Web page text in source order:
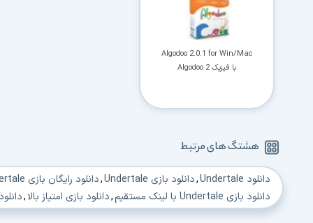
Algodoo 2.0.1 for Win/Mac
با فیزیک Algodoo 2
هشتگ های مرتبط
دانلود Undertale ,دانلود بازی Undertale ,دانلود رایگان بازی Undertale
دانلود بازی Undertale با لینک مستقیم
,دانلود بازی امتیاز بالا,
دانلود بهترین بازی های معمایی,دانلود بهترین‌ بازی فکری سال,